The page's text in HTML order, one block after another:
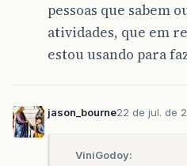
pessoas que sabem
atividades, que em
estou usando para
jason_bourne22 de jul. de
ViniGodoy: